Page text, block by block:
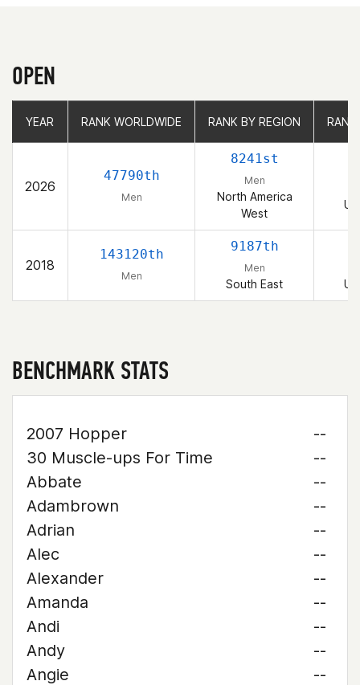
OPEN
YEAR RANK WORLDWIDE RANK BY REGION
2026
47790th
Men
8241st
Men
North America
West
2018
143120th
Men
9187th
Men
South East
YEAR RANK WORLDWIDE RANK BY REGION
BENCHMARK STATS
2007 Hopper
--
30 Muscle-ups For Time
--
Abbate
--
Adambrown
--
Adrian
--
Alec
--
Alexander
--
Amanda
--
Andi
--
Andy
--
Angie
--